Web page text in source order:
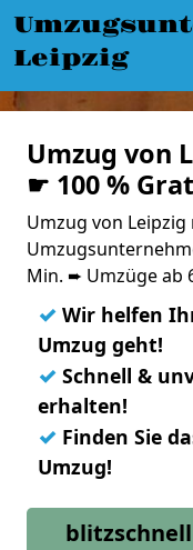
Leipzig
Umzug von
☛ 100 %
Umzug von Leipzig
Min. ➨ Umzüge ab
✓ Wir helfen
Umzug geht!
✓ Schnell &
erhalten!
✓ Finden Sie
Umzug!